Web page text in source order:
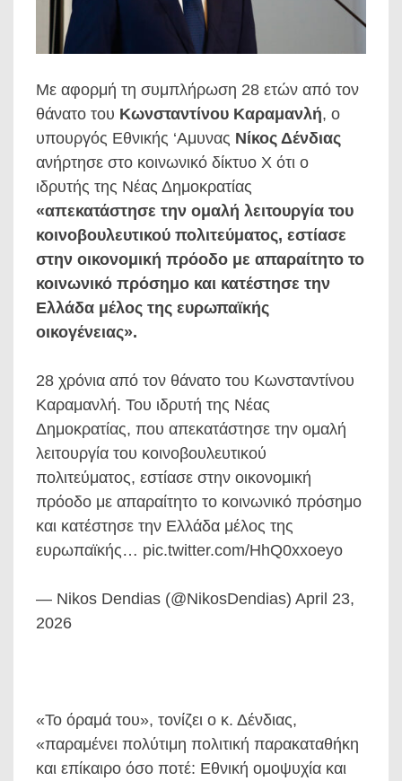
Με αφορμή τη συμπλήρωση 28 ετών από τον
θάνατο του Κωνσταντίνου Καραμανλή, ο
υπουργός Εθνικής ‘Αμυνας Νίκος Δένδιας
ανήρτησε στο κοινωνικό δίκτυο Χ ότι ο
ιδρυτής της Νέας Δημοκρατίας
«απεκατάστησε την ομαλή λειτουργία του
κοινοβουλευτικού πολιτεύματος, εστίασε
στην οικονομική πρόοδο με απαραίτητο το
κοινωνικό πρόσημο και κατέστησε την
Ελλάδα μέλος της ευρωπαϊκής
οικογένειας».
28 χρόνια από τον θάνατο του Κωνσταντίνου
Καραμανλή. Του ιδρυτή της Νέας
Δημοκρατίας, που απεκατάστησε την ομαλή
λειτουργία του κοινοβουλευτικού
πολιτεύματος, εστίασε στην οικονομική
πρόοδο με απαραίτητο το κοινωνικό πρόσημο
και κατέστησε την Ελλάδα μέλος της
ευρωπαϊκής… pic.twitter.com/HhQ0xxoeyo
— Nikos Dendias (@NikosDendias) April 23,
2026
«Το όραμά του», τονίζει ο κ. Δένδιας,
«παραμένει πολύτιμη πολιτική παρακαταθήκη
και επίκαιρο όσο ποτέ: Εθνική ομοψυχία και